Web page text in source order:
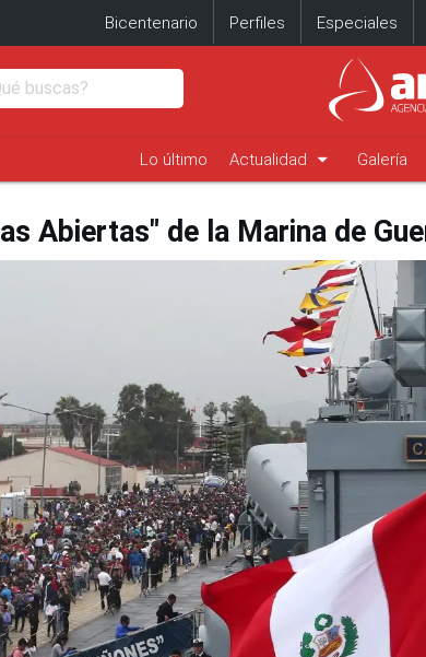
Bicentenario Perfiles Especiales
Lo último Actualidad arrow_drop_down Galería
Abiertas" de la Marina de